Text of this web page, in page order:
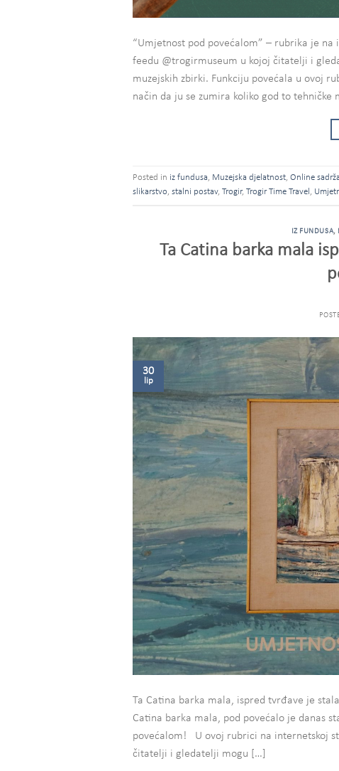
“Umjetnost pod povećalom” – rubrika je
feedu @trogirmuseum u kojoj čitatelji i
muzejskih zbirki. Funkciju povećala u ovoj
način da ju se zumira koliko god to tehničke
Posted in iz fundusa, Muzejska djelatnost, Online
slikarstvo, stalni postav, Trogir, Trogir Time Travel ,
IZ FUNDUSA,
Ta Catina barka mala
30
lip
Ta Catina barka mala, ispred tvrđave je
Catina barka mala, pod povećalo je danas
povećalom! U ovoj rubrici na internetskoj
čitatelji i gledatelji mogu […]